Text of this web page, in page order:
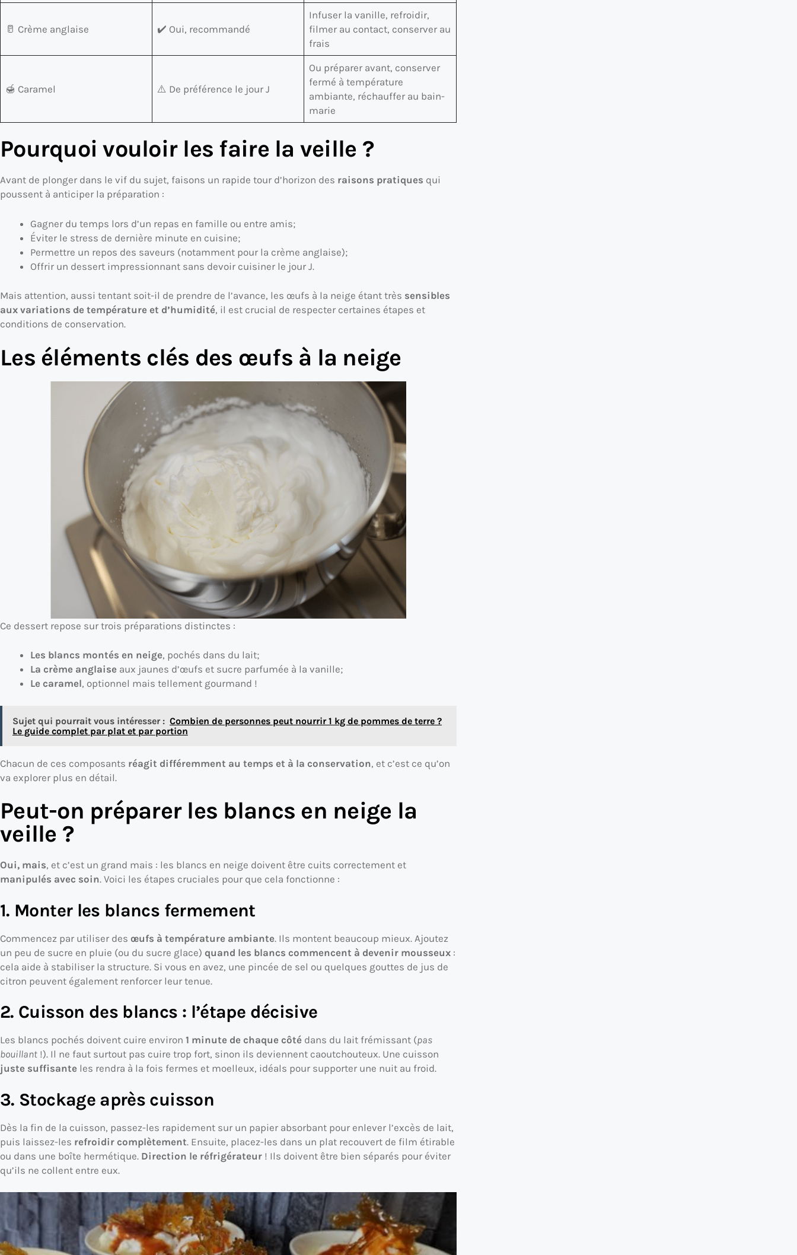
🥛 Crème anglaise ✔️ Oui, recommandé
Infuser la vanille, refroidir,
filmer au contact, conserver au
frais
🍯 Caramel ⚠️ De préférence le jour J
Ou préparer avant, conserver
fermé à température
ambiante, réchauffer au bain-
marie
Pourquoi vouloir les faire la veille ?
Avant de plonger dans le vif du sujet, faisons un rapide tour d’horizon des raisons pratiques qui
poussent à anticiper la préparation :
Gagner du temps lors d’un repas en famille ou entre amis;
Éviter le stress de dernière minute en cuisine;
Permettre un repos des saveurs (notamment pour la crème anglaise);
Offrir un dessert impressionnant sans devoir cuisiner le jour J.
Mais attention, aussi tentant soit-il de prendre de l’avance, les œufs à la neige étant très sensibles
aux variations de température et d’humidité, il est crucial de respecter certaines étapes et
conditions de conservation.
Les éléments clés des œufs à la neige
Ce dessert repose sur trois préparations distinctes :
Les blancs montés en neige, pochés dans du lait;
La crème anglaiseaux jaunes d’œufs et sucre parfumée à la vanille;
Le caramel, optionnel mais tellement gourmand !
Sujet qui pourrait vous intéresser : Combien de personnes peut nourrir 1 kg de pommes de terre ?
Le guide complet par plat et par portion
Chacun de ces composants réagit différemment au temps et à la conservation, et c’est ce qu’on
va explorer plus en détail.
Peut-on préparer les blancs en neige la
veille ?
Oui, mais, et c’est un grand mais : les blancs en neige doivent être cuits correctement et
manipulés avec soin. Voici les étapes cruciales pour que cela fonctionne :
1. Monter les blancs fermement
Commencez par utiliser des œufs à température ambiante. Ils montent beaucoup mieux. Ajoutez
un peu de sucre en pluie (ou du sucre glace) quand les blancs commencent à devenir mousseux :
cela aide à stabiliser la structure. Si vous en avez, une pincée de sel ou quelques gouttes de jus de
citron peuvent également renforcer leur tenue.
2. Cuisson des blancs : l’étape décisive
Les blancs pochés doivent cuire environ 1 minute de chaque côté dans du lait frémissant (pas
bouillant !). Il ne faut surtout pas cuire trop fort, sinon ils deviennent caoutchouteux. Une cuisson
juste suffisante les rendra à la fois fermes et moelleux, idéals pour supporter une nuit au froid.
3. Stockage après cuisson
Dès la fin de la cuisson, passez-les rapidement sur un papier absorbant pour enlever l’excès de lait,
puis laissez-les refroidir complètement. Ensuite, placez-les dans un plat recouvert de film étirable
ou dans une boîte hermétique. Direction le réfrigérateur ! Ils doivent être bien séparés pour éviter
qu’ils ne collent entre eux.